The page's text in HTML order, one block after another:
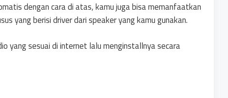
dengan cara di atas, kamu juga bisa memanfaatkan
yang berisi driver dari speaker yang kamu gunakan.
yang sesuai di internet lalu menginstallnya secara